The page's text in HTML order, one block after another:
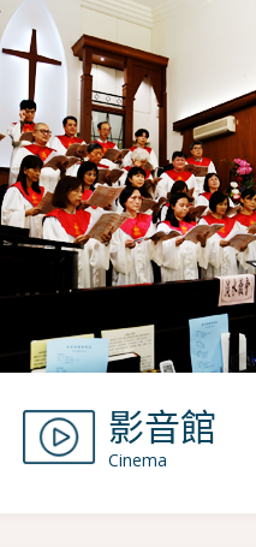
影音館
Cinema